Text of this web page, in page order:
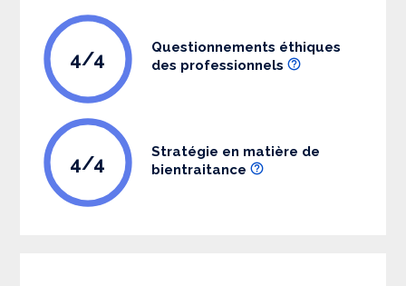
4/4
Questionnements éthiques
des professionnels
4/4
Stratégie en matière de
bientraitance